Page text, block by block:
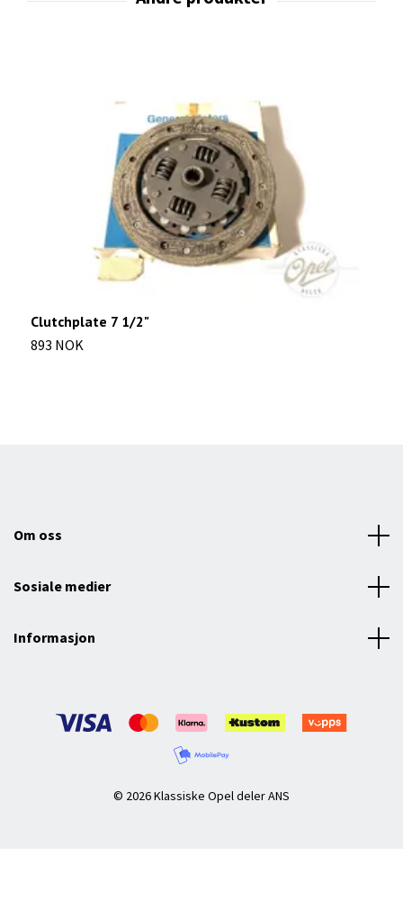
Clutchplate 7 1/2"
893 NOK
Om oss
Sosiale medier
Informasjon
© 2026 Klassiske Opel deler ANS